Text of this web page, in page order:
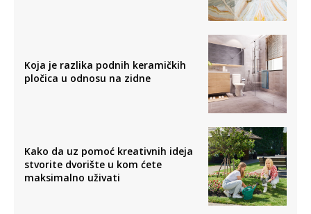
Koja je razlika podnih keramičkih
pločica u odnosu na zidne
Kako da uz pomoć kreativnih ideja
stvorite dvorište u kom ćete
maksimalno uživati